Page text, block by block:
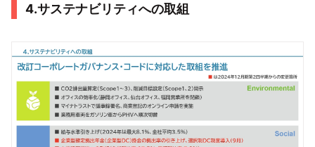
4.サステナビリティへの取組